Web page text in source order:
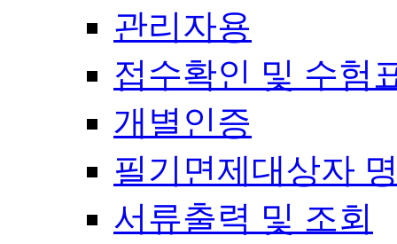
관리자용
접수확인 및 수험
개별인증
필기면제대상자
서류출력 및 조회